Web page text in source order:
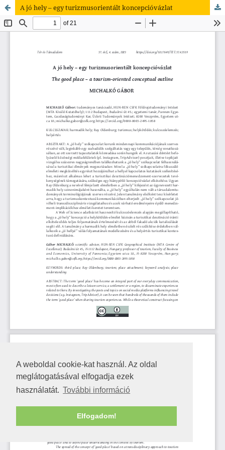
A weboldal cookie-kat használ. Az oldal
meglátogatásával elfogadja ezek
használatát. További információ
Elfogadom!
A jó hely – egy turizmusorientált koncepcióvázlat